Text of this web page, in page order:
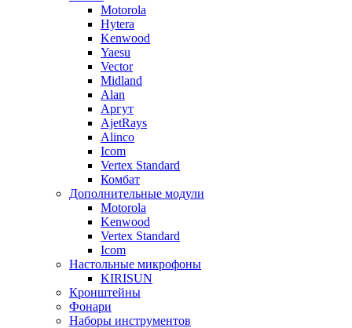
Motorola
Hytera
Kenwood
Yaesu
Vector
Midland
Alan
Аргут
AjetRays
Alinco
Icom
Vertex Standard
Комбат
Дополнительные модули
Motorola
Kenwood
Vertex Standard
Icom
Настольные микрофоны
KIRISUN
Кронштейны
Фонари
Наборы инструментов